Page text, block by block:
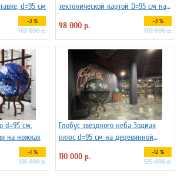
d=95 см
-3 %
102 000 р.
тектонической картой D=95 см на
98 000 р. -3 %
102 000 р.
d=95 см,
на ножках
-1 %
101 000 р.
Глобус звездного неба Зодиак
плюс d=95 см на деревянной
подставка на ножках , арт. 227733
110 000 р. -12 %
125 000 р.